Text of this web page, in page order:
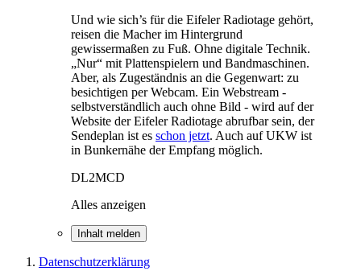
Und wie sich’s für die Eifeler Radiotage gehört,
reisen die Macher im Hintergrund
gewissermaßen zu Fuß. Ohne digitale Technik.
„Nur“ mit Plattenspielern und Bandmaschinen.
Aber, als Zugeständnis an die Gegenwart: zu
besichtigen per Webcam. Ein Webstream -
selbstverständlich auch ohne Bild - wird auf der
Website der Eifeler Radiotage abrufbar sein, der
Sendeplan ist es schon jetzt. Auch auf UKW ist
in Bunkernähe der Empfang möglich.
DL2MCD
Alles anzeigen
Inhalt melden
Datenschutzerklärung